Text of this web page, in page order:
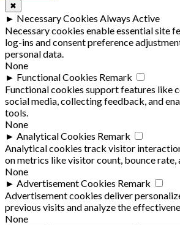
✖
► Necessary Cookies Always Active
Necessary cookies enable essential site
log-ins and consent preference
personal data.
None
► Functional Cookies Remark
Functional cookies support features like
social media, collecting feedback, and
tools.
None
► Analytical Cookies Remark
Analytical cookies track visitor
on metrics like visitor count, bounce rate,
None
► Advertisement Cookies Remark
Advertisement cookies deliver
previous visits and analyze the
None